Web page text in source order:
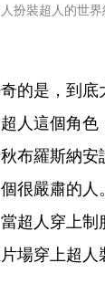
扮裝超人的世
的是，到
人這個角
布羅斯納
很嚴肅的
超人穿上
場穿上超